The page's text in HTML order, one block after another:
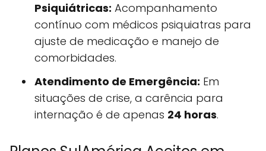
Psiquiátricas: Acompanhamento
contínuo com médicos psiquiatras para
ajuste de medicação e manejo de
comorbidades.
Atendimento de Emergência: Em
situações de crise, a carência para
internação é de apenas 24 horas.